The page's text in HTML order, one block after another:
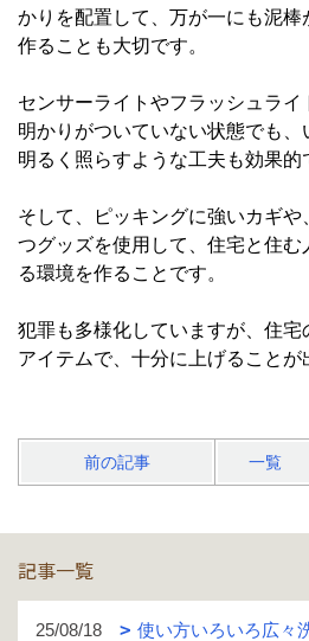
かりを配置して、万が一にも泥
作ることも大切です。
センサーライトやフラッシュラ
明かりがついていない状態でも、
明るく照らすような工夫も効果的
そして、ピッキングに強いカギ
つグッズを使用して、住宅と住
る環境を作ることです。
犯罪も多様化していますが、住
アイテムで、十分に上げることが
前の記事 一覧
記事一覧
25/08/18 使い方いろいろ広々